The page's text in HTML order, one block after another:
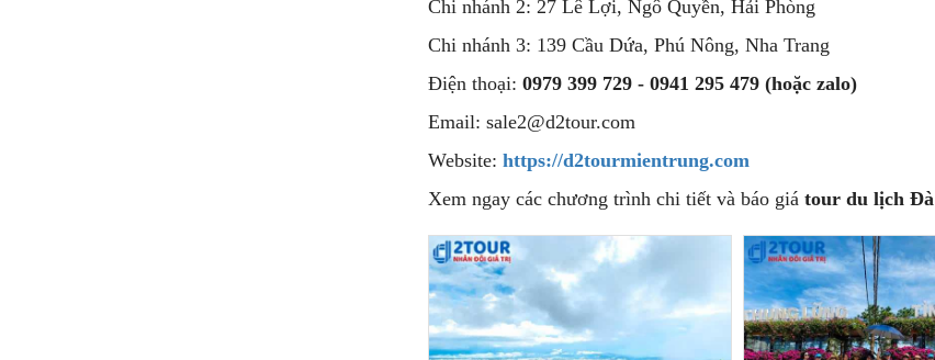
Chi nhánh 2: 27 Lê Lợi, Ngô Quyền, Hải Phòng
Chi nhánh 3: 139 Cầu Dứa, Phú Nông, Nha Trang
Điện thoại: 0979 399 729 - 0941 295 479 (hoặc zalo)
Email: sale2@d2tour.com
Website: https://d2tourmientrung.com
Xem ngay các chương trình chi tiết và báo giá tour du lịch